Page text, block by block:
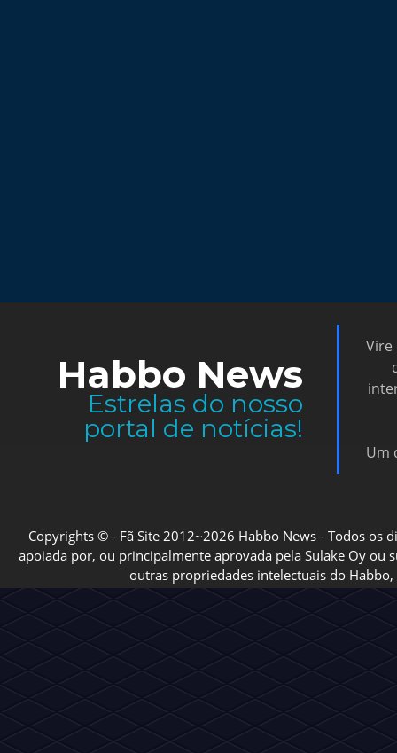
Habbo News
Estrelas do nosso
portal de notícias!
Vire
Um
Copyrights © - Fã Site 2012~2026 Habbo News - Todos os
apoiada por, ou principalmente aprovada pela Sulake Oy ou
outras propriedades intelectuais do